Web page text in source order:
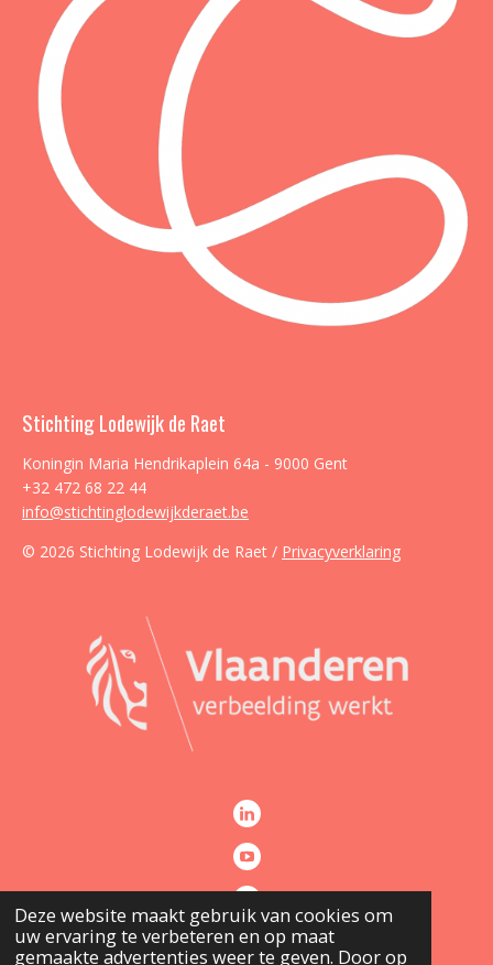
Deze website maakt gebruik van cookies om
uw ervaring te verbeteren en op maat
gemaakte advertenties weer te geven. Door op
Stichting Lodewijk de Raet
Koningin Maria Hendrikaplein 64a - 9000 Gent
+32 472 68 22 44
info@stichtinglodewijkderaet.be
© 2026 Stichting Lodewijk de Raet / Privacyverklaring